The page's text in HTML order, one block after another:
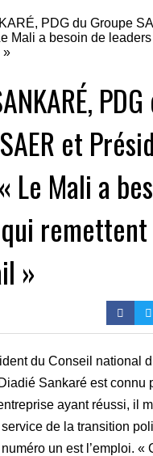
PDG
et
Le Mali a
»
du Conseil national
Sankaré est connu
ayant réussi, il
de la transition
un est l’emploi. «